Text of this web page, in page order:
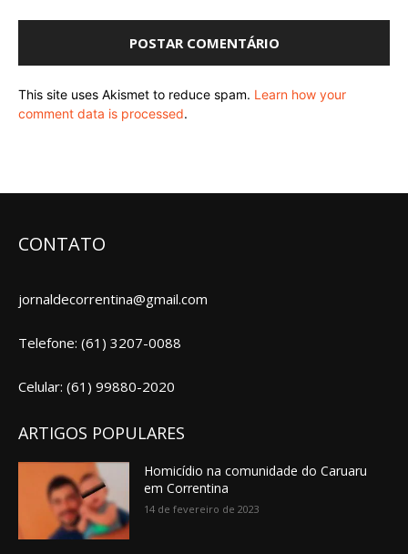
This site uses Akismet to reduce spam. Learn how your
comment data is processed.
CONTATO
jornaldecorrentina@gmail.com
Telefone: (61) 3207-0088
Celular: (61) 99880-2020
ARTIGOS POPULARES
Homicídio na comunidade do Caruaru
em Correntina
14 de fevereiro de 2023